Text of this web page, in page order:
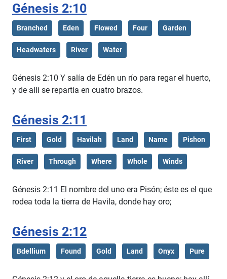
Génesis 2:10
Branched Eden Flowed Four Garden
Headwaters River Water
Génesis 2:10 Y salía de Edén un río para regar el huerto,
y de allí se repartía en cuatro brazos.
Génesis 2:11
First Gold Havilah Land Name Pishon
River Through Where Whole Winds
Génesis 2:11 El nombre del uno era Pisón; éste es el que
rodea toda la tierra de Havila, donde hay oro;
Génesis 2:12
Bdellium Found Gold Land Onyx Pure